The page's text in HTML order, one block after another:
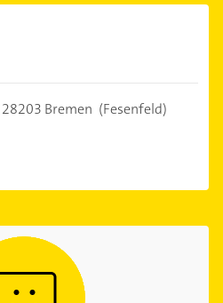
28203 Bremen (Fesenfeld)